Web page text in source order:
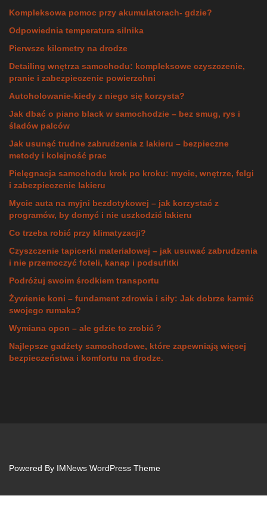
Kompleksowa pomoc przy akumulatorach- gdzie?
Odpowiednia temperatura silnika
Pierwsze kilometry na drodze
Detailing wnętrza samochodu: kompleksowe czyszczenie,
pranie i zabezpieczenie powierzchni
Autoholowanie-kiedy z niego się korzysta?
Jak dbać o piano black w samochodzie – bez smug, rys i
śladów palców
Jak usunąć trudne zabrudzenia z lakieru – bezpieczne
metody i kolejność prac
Pielęgnacja samochodu krok po kroku: mycie, wnętrze, felgi
i zabezpieczenie lakieru
Mycie auta na myjni bezdotykowej – jak korzystać z
programów, by domyć i nie uszkodzić lakieru
Co trzeba robić przy klimatyzacji?
Czyszczenie tapicerki materiałowej – jak usuwać zabrudzenia
i nie przemoczyć foteli, kanap i podsufitki
Podróżuj swoim środkiem transportu
Żywienie koni – fundament zdrowia i siły: Jak dobrze karmić
swojego rumaka?
Wymiana opon – ale gdzie to zrobić ?
Najlepsze gadżety samochodowe, które zapewniają więcej
bezpieczeństwa i komfortu na drodze.
Powered By IMNews WordPress Theme